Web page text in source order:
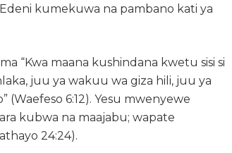
kumekuwa na pambano kati ya
“Kwa maana kushindana kwetu sisi si
juu ya wakuu wa giza hili, juu ya
6:12). Yesu mwenyewe
kubwa na maajabu; wapate
24:24).